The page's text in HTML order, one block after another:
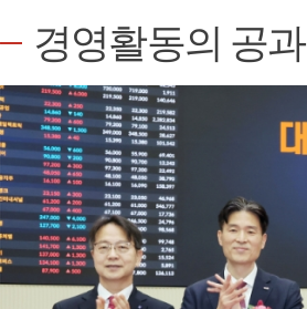
경영활동의 공과